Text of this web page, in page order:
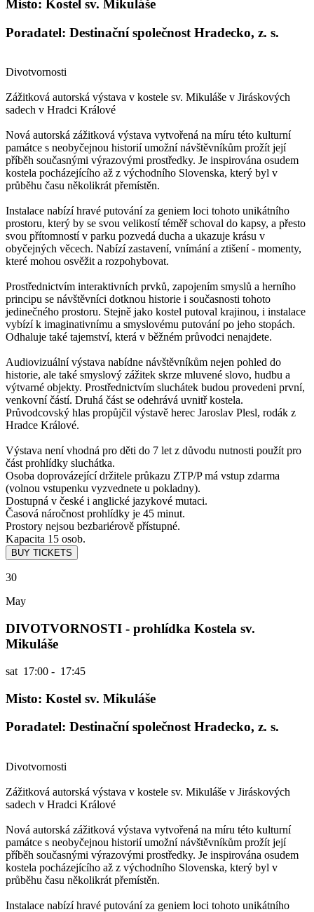
Misto: Kostel sv. Mikuláše
Poradatel: Destinační společnost Hradecko, z. s.
Divotvornosti
Zážitková autorská výstava v kostele sv. Mikuláše v Jiráskových
sadech v Hradci Králové
Nová autorská zážitková výstava vytvořená na míru této kulturní
památce s neobyčejnou historií umožní návštěvníkům prožít její
příběh současnými výrazovými prostředky. Je inspirována osudem
kostela pocházejícího až z východního Slovenska, který byl v
průběhu času několikrát přemístěn.
Instalace nabízí hravé putování za geniem loci tohoto unikátního
prostoru, který by se svou velikostí téměř schoval do kapsy, a přesto
svou přítomností v parku pozvedá ducha a ukazuje krásu v
obyčejných věcech. Nabízí zastavení, vnímání a ztišení - momenty,
které mohou osvěžit a rozpohybovat.
Prostřednictvím interaktivních prvků, zapojením smyslů a herního
principu se návštěvníci dotknou historie i současnosti tohoto
jedinečného prostoru. Stejně jako kostel putoval krajinou, i instalace
vybízí k imaginativnímu a smyslovému putování po jeho stopách.
Odhaluje také tajemství, která v běžném průvodci nenajdete.
Audiovizuální výstava nabídne návštěvníkům nejen pohled do
historie, ale také smyslový zážitek skrze mluvené slovo, hudbu a
výtvarné objekty. Prostřednictvím sluchátek budou provedeni první,
venkovní částí. Druhá část se odehrává uvnitř kostela.
Průvodcovský hlas propůjčil výstavě herec Jaroslav Plesl, rodák z
Hradce Králové.
Výstava není vhodná pro děti do 7 let z důvodu nutnosti použít pro
část prohlídky sluchátka.
Osoba doprovázející držitele průkazu ZTP/P má vstup zdarma
(volnou vstupenku vyzvednete u pokladny).
Dostupná v české i anglické jazykové mutaci.
Časová náročnost prohlídky je 45 minut.
Prostory nejsou bezbariérově přístupné.
Kapacita 15 osob.
30
May
DIVOTVORNOSTI - prohlídka Kostela sv.
Mikuláše
sat 17:00 - 17:45
Misto: Kostel sv. Mikuláše
Poradatel: Destinační společnost Hradecko, z. s.
Divotvornosti
Zážitková autorská výstava v kostele sv. Mikuláše v Jiráskových
sadech v Hradci Králové
Nová autorská zážitková výstava vytvořená na míru této kulturní
památce s neobyčejnou historií umožní návštěvníkům prožít její
příběh současnými výrazovými prostředky. Je inspirována osudem
kostela pocházejícího až z východního Slovenska, který byl v
průběhu času několikrát přemístěn.
Instalace nabízí hravé putování za geniem loci tohoto unikátního